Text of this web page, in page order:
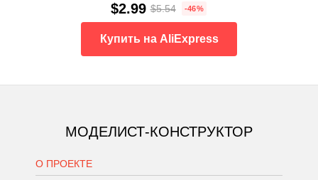
$2.99 $5.54 -46%
Купить на AliExpress
МОДЕЛИСТ-КОНСТРУКТОР
О ПРОЕКТЕ